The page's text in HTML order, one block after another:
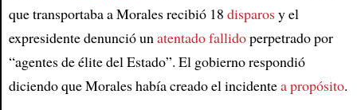
Article
que transportaba a Morales recibió 18 disparosy el
expresidente denunció un atentado fallidoperpetrado por
“agentes de élite del Estado”. El gobierno respondió
diciendo que Morales había creado el incidentea propósito.